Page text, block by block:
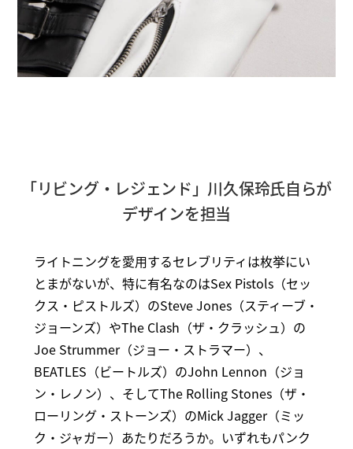
「リビング・レジェンド」川久保玲氏自らが
デザインを担当
ライトニングを愛用するセレブリティは枚挙にい
とまがないが、特に有名なのはSex Pistols（セッ
クス・ピストルズ）のSteve Jones（スティーブ・
ジョーンズ）やThe Clash（ザ・クラッシュ）の
Joe Strummer（ジョー・ストラマー）、
BEATLES（ビートルズ）のJohn Lennon（ジョ
ン・レノン）、そしてThe Rolling Stones（ザ・
ローリング・ストーンズ）のMick Jagger（ミッ
ク・ジャガー）あたりだろうか。いずれもパンク